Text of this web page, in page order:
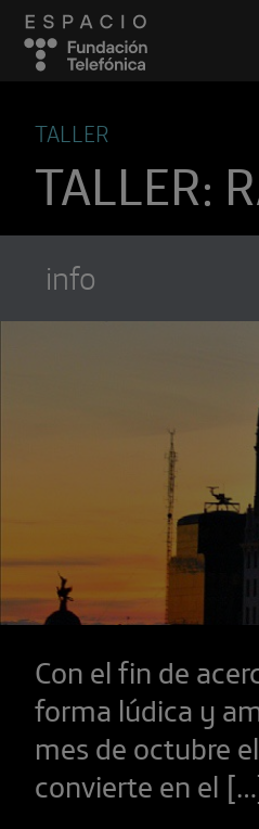
TALLER
TALLER:
info
Con el fin de
forma lúdica y
mes de octubre
convierte en el